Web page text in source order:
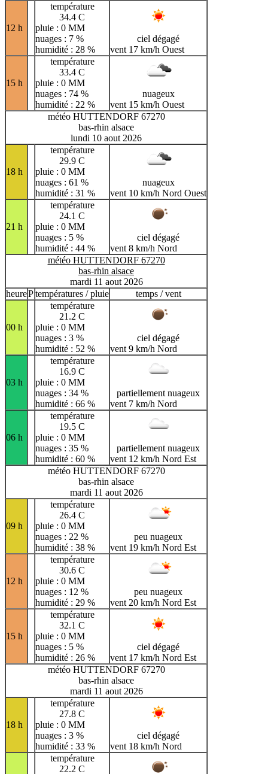
12 h
température
34.4 C
pluie : 0 MM
nuages : 7 %
humidité : 28 %
ciel dégagé
vent 17 km/h Ouest
15 h
température
33.4 C
pluie : 0 MM
nuages : 74 %
humidité : 22 %
nuageux
vent 15 km/h Ouest
météo HUTTENDORF 67270
bas-rhin alsace
lundi 10 aout 2026
18 h
température
29.9 C
pluie : 0 MM
nuages : 61 %
humidité : 31 %
nuageux
vent 10 km/h Nord Ouest
21 h
température
24.1 C
pluie : 0 MM
nuages : 5 %
humidité : 44 %
ciel dégagé
vent 8 km/h Nord
météo HUTTENDORF 67270
bas-rhin alsace
mardi 11 aout 2026
heurePtempératures / pluie temps / vent
00 h
température
21.2 C
pluie : 0 MM
nuages : 3 %
humidité : 52 %
ciel dégagé
vent 9 km/h Nord
03 h
température
16.9 C
pluie : 0 MM
nuages : 34 %
humidité : 66 %
partiellement nuageux
vent 7 km/h Nord
06 h
température
19.5 C
pluie : 0 MM
nuages : 35 %
humidité : 60 %
partiellement nuageux
vent 12 km/h Nord Est
météo HUTTENDORF 67270
bas-rhin alsace
mardi 11 aout 2026
09 h
température
26.4 C
pluie : 0 MM
nuages : 22 %
humidité : 38 %
peu nuageux
vent 19 km/h Nord Est
12 h
température
30.6 C
pluie : 0 MM
nuages : 12 %
humidité : 29 %
peu nuageux
vent 20 km/h Nord Est
15 h
température
32.1 C
pluie : 0 MM
nuages : 5 %
humidité : 26 %
ciel dégagé
vent 17 km/h Nord Est
météo HUTTENDORF 67270
bas-rhin alsace
mardi 11 aout 2026
18 h
température
27.8 C
pluie : 0 MM
nuages : 3 %
humidité : 33 %
ciel dégagé
vent 18 km/h Nord
température
22.2 C